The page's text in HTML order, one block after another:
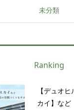
未分類
Ranking
【デュオ
カイ】な